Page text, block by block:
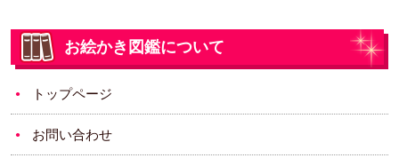
お絵かき図鑑について
トップページ
お問い合わせ